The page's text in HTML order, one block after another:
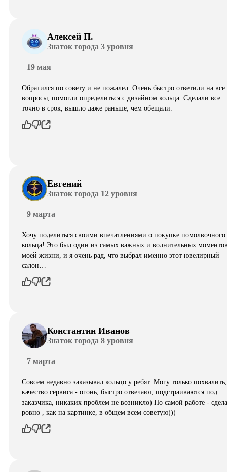
Алексей П.
Знаток города 3 уровня
19 мая
Обратился по совету и не пожалел. Очень быстро ответили на все
вопросы, помогли определиться с дизайном кольца. Сделали все
точно в срок, вышло даже раньше, чем обещали.
Евгений
Знаток города 12 уровня
9 марта
Хочу поделиться своими впечатлениями о покупке помолвочного
кольца! Это был один из самых важных и волнительных
моей жизни, и я очень рад, что выбрал именно этот ювелирный
салон…
Константин Иванов
Знаток города 8 уровня
7 марта
Совсем недавно заказывал кольцо у ребят. Могу только похвалить,
качество сервиса - огонь, быстро отвечают, подстраиваются под
заказчика, никаких проблем не возникло) По самой работе -
ровно , как на картинке, в общем всем советую)))